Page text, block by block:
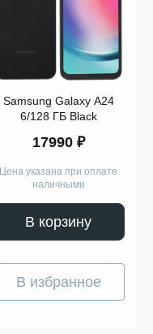
Samsung Galaxy A24
6/128 ГБ Black
17990 ₽
Цена указана при оплате
наличными
В корзину
В избранное